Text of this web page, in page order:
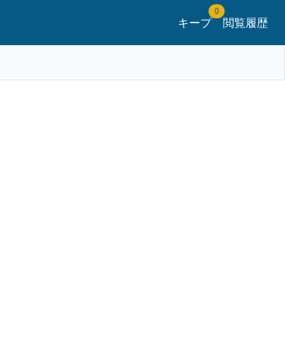
キープ
0
閲覧履歴